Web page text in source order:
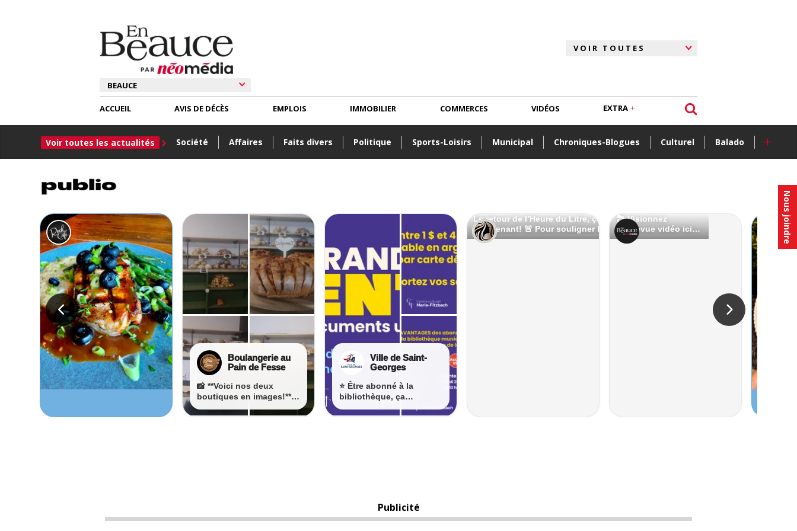
Nous joindre
ACCUEIL
Voir toutes les actualités Société Affaires Faits divers Politique Sports-Loisirs Municipal Chroniques-Blogues Culturel Balado +
AVIS DE DÉCÈS EMPLOIS IMMOBILIER COMMERCES VIDÉOS EXTRA
Publicité